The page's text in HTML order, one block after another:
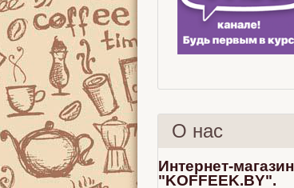
О нас
Интернет-магазин
"KOFFEEK.BY".